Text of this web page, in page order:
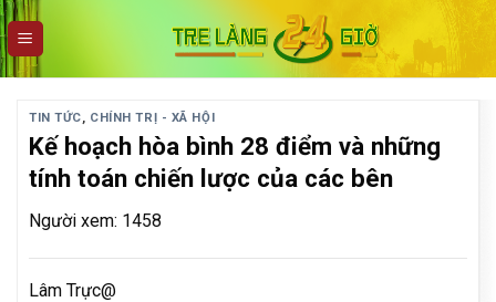
Skip
to
content
TIN TỨC, CHÍNH TRỊ - XÃ HỘI
Kế hoạch hòa bình 28 điểm và những
tính toán chiến lược của các bên
Người xem: 1458
Lâm Trực@